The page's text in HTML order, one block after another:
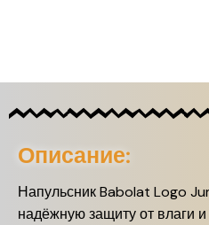
Описание:
Напульсник Babolat Logo
надёжную защиту от влаги